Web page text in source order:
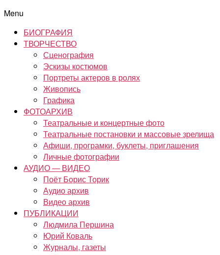
Menu
БИОГРАФИЯ
ТВОРЧЕСТВО
Сценография
Эскизы костюмов
Портреты актеров в ролях
Живопись
Графика
ФОТОАРХИВ
Театральные и концертные фото
Театральные постановки и массовые зрелища
Афиши, програмки, буклеты, приглашения
Личные фотографии
АУДИО — ВИДЕО
Поёт Борис Торик
Аудио архив
Видео архив
ПУБЛИКАЦИИ
Людмила Першина
Юрий Коваль
Журналы, газеты